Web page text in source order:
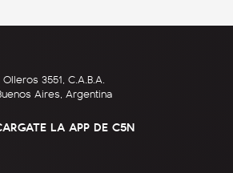
Olleros 3551, C.A.B.A.
Aires, Argentina
LA APP DE C5N